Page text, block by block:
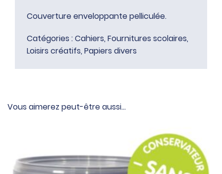
Couverture enveloppante pelliculée.
Catégories :Cahiers, Fournitures scolaires,
Loisirs créatifs, Papiers divers
Vous aimerez peut-être aussi…